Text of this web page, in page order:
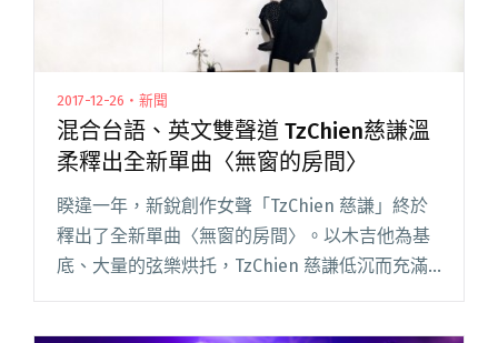
2017-12-26・新聞
混合台語、英文雙聲道 TzChien慈謙溫
柔釋出全新單曲〈無窗的房間〉
睽違一年，新銳創作女聲「TzChien 慈謙」終於
釋出了全新單曲〈無窗的房間〉。以木吉他為基
底、大量的弦樂烘托，TzChien 慈謙低沉而充滿